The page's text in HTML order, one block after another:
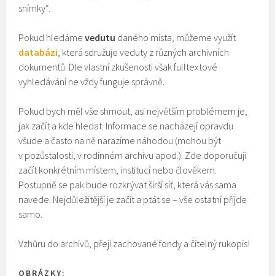
snímky“.
Pokud hledáme vedutu daného místa, můžeme využít
databázi , která sdružuje veduty z různých archivních
dokumentů. Dle vlastní zkušenosti však fulltextové
vyhledávání ne vždy funguje správně.
Pokud bych měl vše shrnout, asi největším problémem je,
jak začít a kde hledat. Informace se nacházejí opravdu
všude a často na ně narazíme náhodou (mohou být
v pozůstalosti, v rodinném archivu apod.). Zde doporučuji
začít konkrétním místem, institucí nebo člověkem.
Postupně se pak bude rozkrývat širší síť, která vás sama
navede. Nejdůležitější je začít a ptát se – vše ostatní přijde
samo.
Vzhůru do archivů, přeji zachované fondy a čitelný rukopis!
OBRÁZKY: